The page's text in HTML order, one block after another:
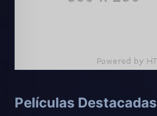
Películas Destacadas